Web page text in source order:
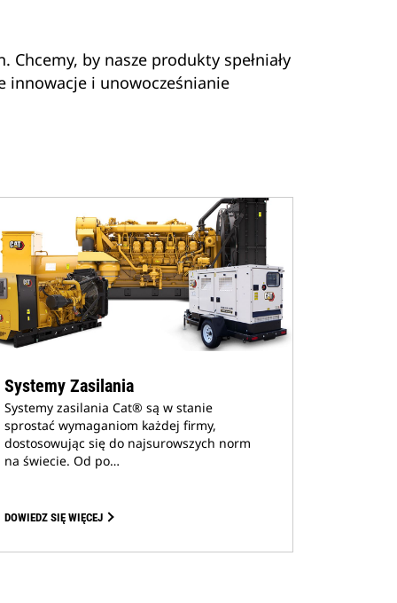
by nasze produkty spełniały
innowacje i unowocześnianie
Systemy Zasilania
Systemy zasilania Cat® są w stanie
sprostać wymaganiom każdej firmy,
dostosowując się do najsurowszych norm
na świecie. Od po…
DOWIEDZ SIĘ WIĘCEJ